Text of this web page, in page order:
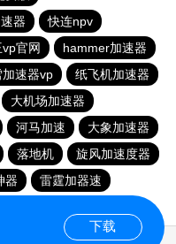
器
快连npv
官网
hammer加速器
加速器vp
纸飞机加速器
大机场加速器
河马加速
大象加速器
落地机
旋风加速度器
器
雷霆加器速
下载